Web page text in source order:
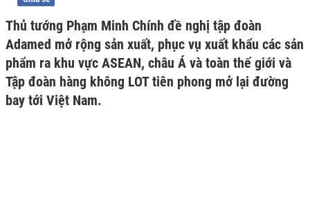
Thủ tướng Phạm Minh Chính đề nghị tập đoàn
Adamed mở rộng sản xuất, phục vụ xuất khẩu các sản
phẩm ra khu vực ASEAN, châu Á và toàn thế giới và
Tập đoàn hàng không LOT tiên phong mở lại đường
bay tới Việt Nam.